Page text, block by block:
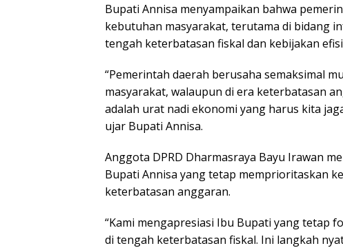
Bupati Annisa menyampaikan bahwa
kebutuhan masyarakat, terutama di bidang
tengah keterbatasan fiskal dan kebijakan
“Pemerintah daerah berusaha semaksimal
masyarakat, walaupun di era keterbatasan
adalah urat nadi ekonomi yang harus kita
ujar Bupati Annisa.
Anggota DPRD Dharmasraya Bayu Irawan
Bupati Annisa yang tetap memprioritaskan
keterbatasan anggaran.
“Kami mengapresiasi Ibu Bupati yang tetap
di tengah keterbatasan fiskal. Ini langkah